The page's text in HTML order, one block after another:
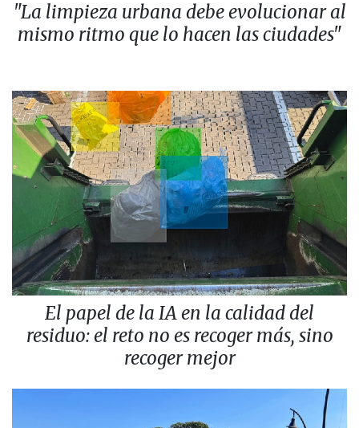
"La limpieza urbana debe evolucionar al
mismo ritmo que lo hacen las ciudades"
El papel de la IA en la calidad del
residuo: el reto no es recoger más, sino
recoger mejor